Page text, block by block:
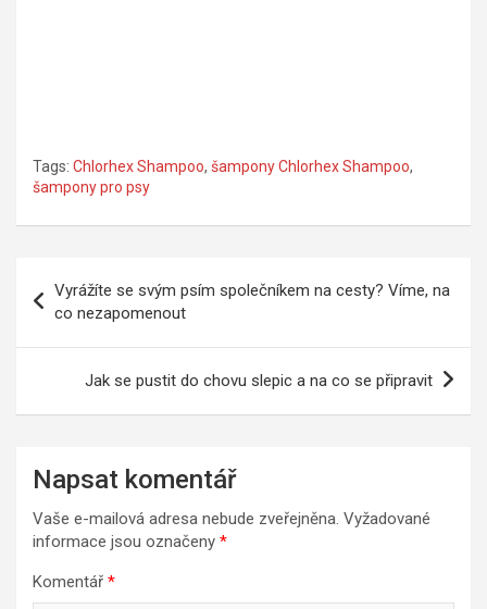
Tags: Chlorhex Shampoo, šampony Chlorhex Shampoo,
šampony pro psy
pro
příspěvek
Vyrážíte se svým psím společníkem na cesty? Víme, na
co nezapomenout
Jak se pustit do chovu slepic a na co se připravit
Napsat komentář
Vaše e-mailová adresa nebude zveřejněna. Vyžadované
informace jsou označeny *
Komentář *